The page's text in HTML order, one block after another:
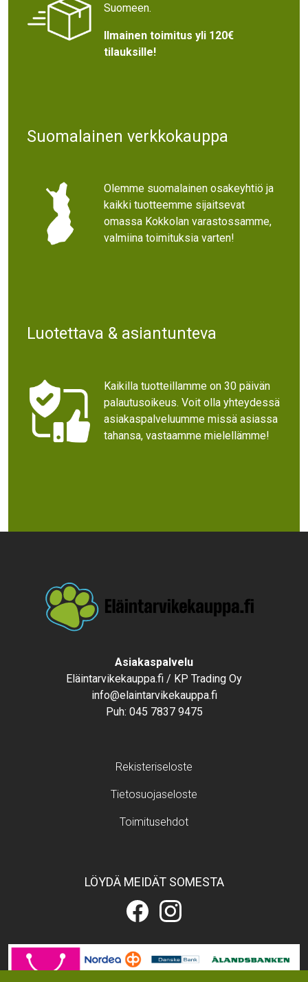
Suomeen.
Ilmainen toimitus yli 120€
tilauksille!
Suomalainen verkkokauppa
Olemme suomalainen osakeyhtiö ja
kaikki tuotteemme sijaitsevat
omassa Kokkolan varastossamme,
valmiina toimituksia varten!
Luotettava & asiantunteva
Kaikilla tuotteillamme on 30 päivän
palautusoikeus. Voit olla yhteydessä
asiakaspalveluumme missä asiassa
tahansa, vastaamme mielellämme!
Asiakaspalvelu
Eläintarvikekauppa.fi / KP Trading Oy
info@elaintarvikekauppa.fi
Puh: 045 7837 9475
Rekisteriseloste
Tietosuojaseloste
Toimitusehdot
LÖYDÄ MEIDÄT SOMESTA
Eläintarvikekauppa.fi
Facebookissa
Eläintarvikekauppa.fi
Instagramissa
Image